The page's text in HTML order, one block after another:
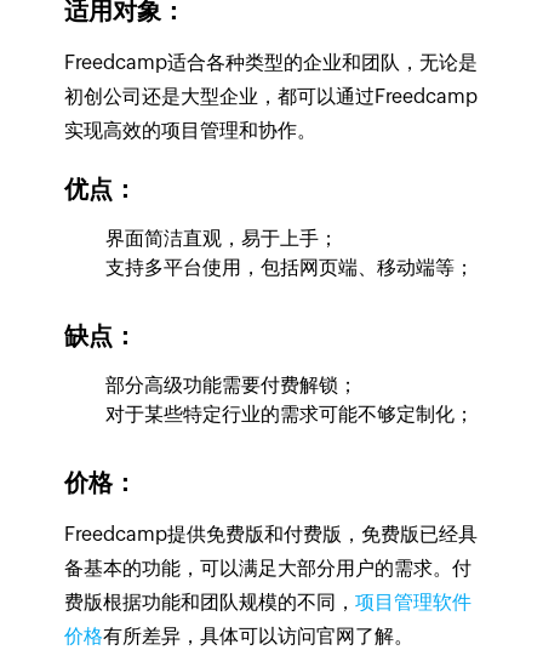
适用对象：
Freedcamp适合各种类型的企业和团队，无论是
初创公司还是大型企业，都可以通过Freedcamp
实现高效的项目管理和协作。
优点：
界面简洁直观，易于上手；
支持多平台使用，包括网页端、移动端等；
缺点：
部分高级功能需要付费解锁；
对于某些特定行业的需求可能不够定制化；
价格：
Freedcamp提供免费版和付费版，免费版已经具
备基本的功能，可以满足大部分用户的需求。付
费版根据功能和团队规模的不同， 项目管理软件
价格有所差异，具体可以访问官网了解。